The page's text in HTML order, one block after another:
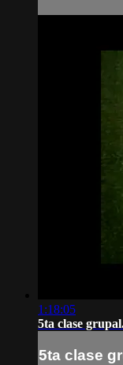
1:18:05
5ta clase
5ta clase